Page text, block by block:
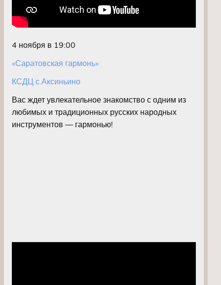
4 ноября в 19:00
«Саратовская гармонь»
КСДЦ с.Аксиньино
Вас ждет увлекательное знакомство с одним из
любимых и традиционных русских народных
инструментов — гармонью!